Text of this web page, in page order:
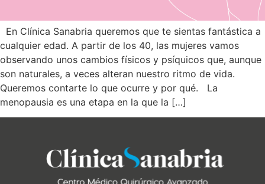
En Clínica Sanabria queremos que te sientas fantástica a
cualquier edad. A partir de los 40, las mujeres vamos
observando unos cambios físicos y psíquicos que, aunque
son naturales, a veces alteran nuestro ritmo de vida.
Queremos contarte lo que ocurre y por qué. La
menopausia es una etapa en la que la […]